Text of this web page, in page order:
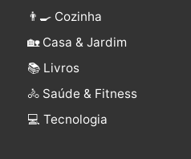
👨‍🍳 Cozinha
🏡 Casa & Jardim
📚 Livros
🚴 Saúde & Fitness
‍💻 Tecnologia